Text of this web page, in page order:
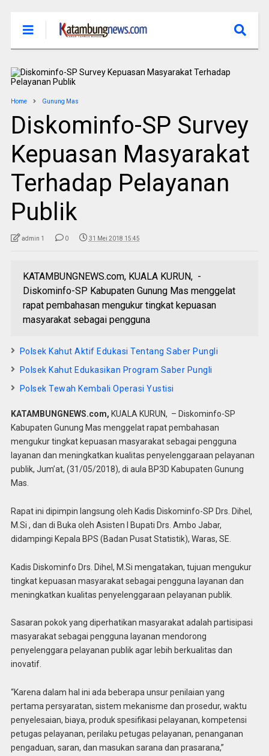
Home Gunung Mas
Diskominfo-SP Survey
Kepuasan Masyarakat
Terhadap Pelayanan
Publik
admin 1 0 31 Mei 2018 15:45
KATAMBUNGNEWS.com, KUALA KURUN, -
Diskominfo-SP Kabupaten Gunung Mas menggelat
rapat pembahasan mengukur tingkat kepuasan
masyarakat sebagai pengguna
Polsek Kahut Aktif Edukasi Tentang Saber Pungli
Polsek Kahut Edukasikan Program Saber Pungli
Polsek Tewah Kembali Operasi Yustisi
KATAMBUNGNEWS.com, KUALA KURUN, – Diskominfo-SP
Kabupaten Gunung Mas menggelat rapat pembahasan
mengukur tingkat kepuasan masyarakat sebagai pengguna
layanan dan meningkatkan kualitas penyelenggaraan pelayanan
publik, Jum’at, (31/05/2018), di aula BP3D Kabupaten Gunung
Mas.
Rapat ini dipimpin langsung oleh Kadis Diskominfo-SP Drs. Dihel,
M.Si , dan di Buka oleh Asisten I Bupati Drs. Ambo Jabar,
didampingi Kepala BPS (Badan Pusat Statistik), Waras, SE.
Kadis Diskominfo Drs. Dihel, M.Si mengatakan, tujuan mengukur
tingkat kepuasan masyarakat sebagai pengguna layanan dan
meningkatkan kualitas penyelenggaraan pelayanan publik.
Sasaran pokok yang diperhatikan masyarakat adalah partisipasi
masyarakat sebagai pengguna layanan mendorong
penyelenggara pelayanan publik agar lebih berkualitas dan
inovatif.
“Karena dalam hal ini ada beberapa unsur penilaian yang
pertama persyaratan, sistem mekanisme dan prosedur, waktu
penyelesaian, biaya, produk spesifikasi pelayanan, kompetensi
petugas pelayanan, perilaku petugas pelayanan, penanganan
pengaduan, saran, dan masukan sarana dan prasarana,”